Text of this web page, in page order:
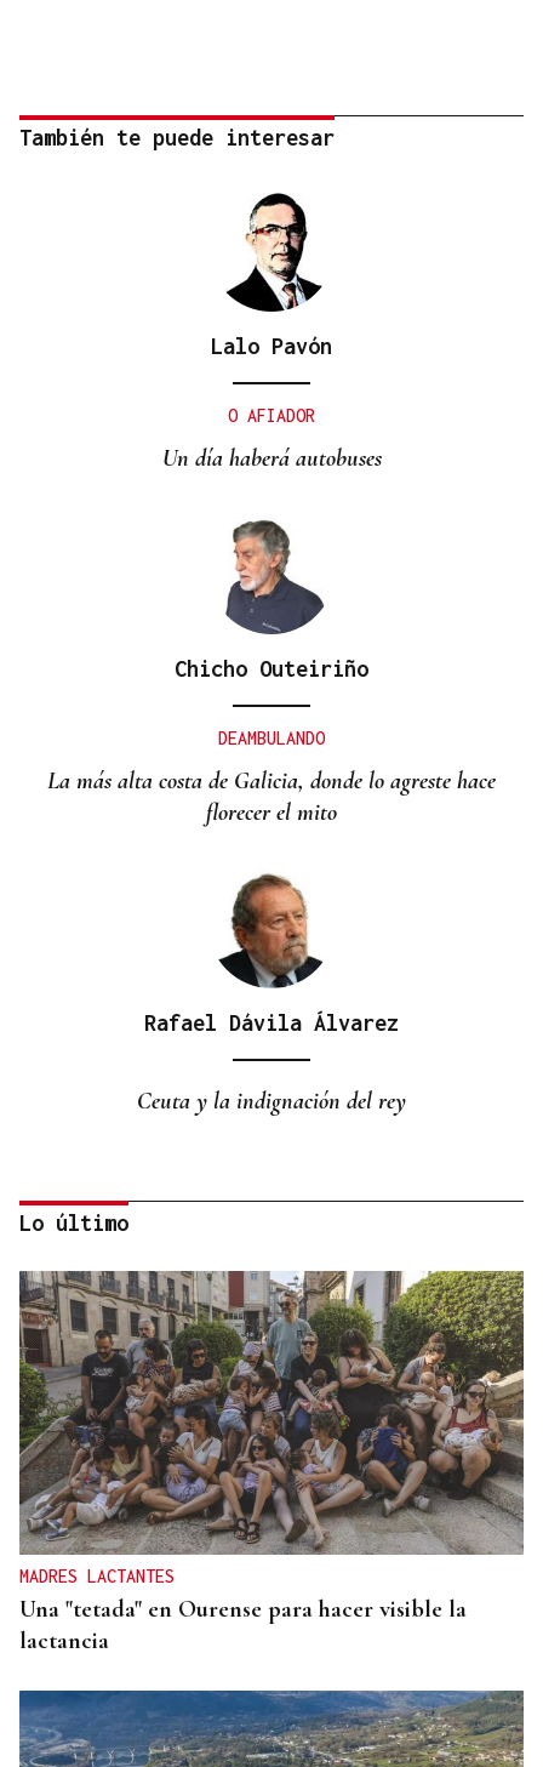
También te puede interesar
Lalo Pavón
O AFIADOR
Un día haberá autobuses
Chicho Outeiriño
DEAMBULANDO
La más alta costa de Galicia, donde lo agreste hace
florecer el mito
Rafael Dávila Álvarez
Ceuta y la indignación del rey
Pilar Cernuda
CRÓNICA PERSONAL
El empeño del rey con Ceuta
Lo último
MADRES LACTANTES
Una "tetada" en Ourense para hacer visible la
lactancia